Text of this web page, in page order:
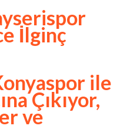
İlginç
ile
Çıkıyor,
ve